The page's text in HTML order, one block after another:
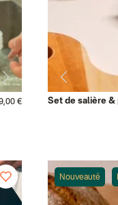
€ Set de salière
Nouveauté